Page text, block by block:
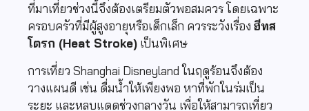
ที่มาเที่ยวช่วงนี้จึงต้องเตรียมตัวพอสมควร โดยเฉพาะ
ครอบครัวที่มีผู้สูงอายุหรือเด็กเล็ก ควรระวังเรื่อง ฮีทส
โตรก (Heat Stroke) เป็นพิเศษ
การเที่ยว Shanghai Disneyland ในฤดูร้อนจึงต้อง
วางแผนดี เช่น ดื่มน้ำให้เพียงพอ หาที่พักในร่มเป็น
ระยะ และหลบแดดช่วงกลางวัน เพื่อให้สามารถเที่ยว